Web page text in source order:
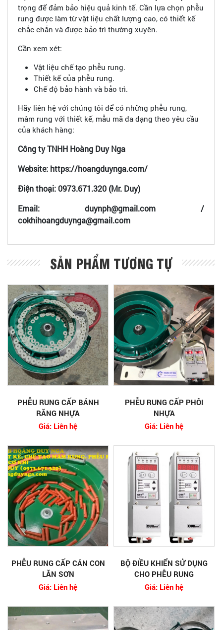
trọng để đảm bảo hiệu quả kinh tế. Cần lựa chọn phễu
rung được làm từ vật liệu chất lượng cao, có thiết kế
chắc chắn và được bảo trì thường xuyên.
Cần xem xét:
Vật liệu chế tạo phễu rung.
Thiết kế của phễu rung.
Chế độ bảo hành và bảo trì.
Hãy liên hệ với chúng tôi để có những phễu rung,
mâm rung với thiết kế, mẫu mã đa dạng theo yêu cầu
của khách hàng:
Công ty TNHH Hoàng Duy Nga
Website: https://hoangduynga.com/
Điện thoại: 0973.671.320 (Mr. Duy)
Email: duynph@gmail.com /
cokhihoangduynga@gmail.com
SẢN PHẨM TƯƠNG TỰ
PHỄU RUNG CẤP BÁNH
RĂNG NHỰA
Giá: Liên hệ
PHỄU RUNG CẤP PHÔI
NHỰA
Giá: Liên hệ
PHỄU RUNG CẤP CÁN CON
LĂN SƠN
Giá: Liên hệ
BỘ ĐIỀU KHIỂN SỬ DỤNG
CHO PHỄU RUNG
Giá: Liên hệ